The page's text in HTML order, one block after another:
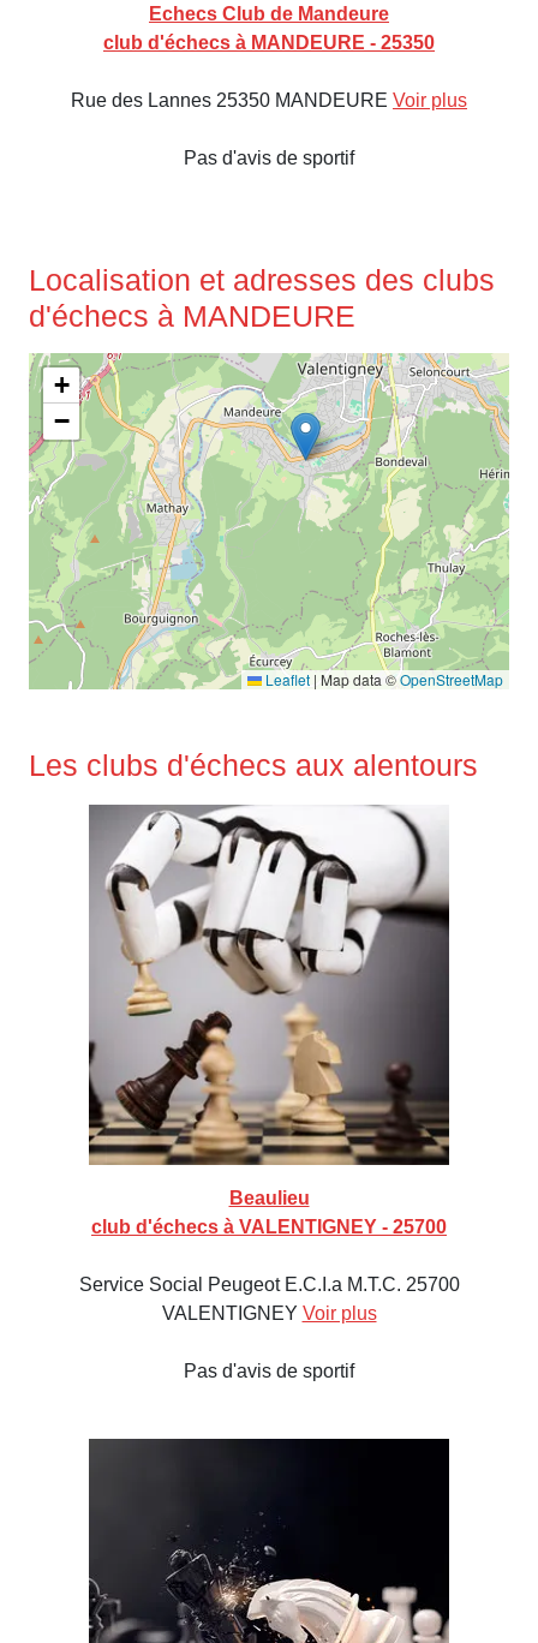
Echecs Club de Mandeure
club d'échecs à MANDEURE - 25350
Rue des Lannes 25350 MANDEURE Voir plus
Pas d'avis de sportif
Localisation et adresses des clubs
d'échecs à MANDEURE
+
−
Leaflet | Map data ©OpenStreetMap
Les clubs d'échecs aux alentours
Beaulieu
club d'échecs à VALENTIGNEY - 25700
Service Social Peugeot E.C.I.a M.T.C. 25700
VALENTIGNEY Voir plus
Pas d'avis de sportif